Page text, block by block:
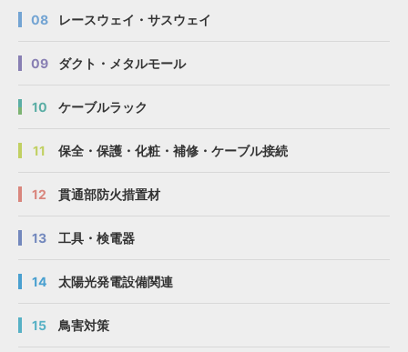
08 レースウェイ・サスウェイ
09 ダクト・メタルモール
10 ケーブルラック
11 保全・保護・化粧・補修・ケーブル接続
12 貫通部防火措置材
13 工具・検電器
14 太陽光発電設備関連
15 鳥害対策